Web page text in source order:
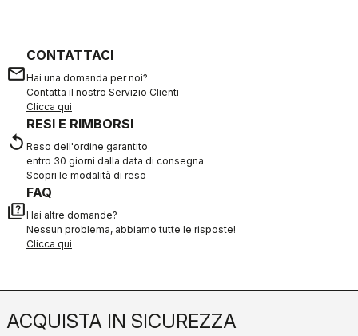
email
CONTATTACI
Hai una domanda per noi?
Contatta il nostro Servizio Clienti
Clicca qui
replay
RESI E RIMBORSI
Reso dell'ordine garantito
entro 30 giorni dalla data di consegna
Scopri le modalità di reso
quiz
FAQ
Hai altre domande?
Nessun problema, abbiamo tutte le risposte!
Clicca qui
ACQUISTA IN SICUREZZA